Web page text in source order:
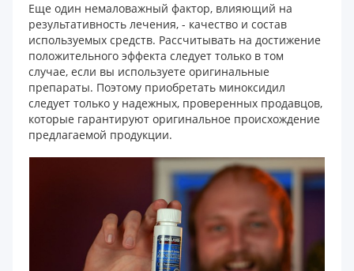
Еще один немаловажный фактор, влияющий на
результативность лечения, - качество и состав
используемых средств. Рассчитывать на достижение
положительного эффекта следует только в том
случае, если вы используете оригинальные
препараты. Поэтому приобретать миноксидил
следует только у надежных, проверенных продавцов,
которые гарантируют оригинальное происхождение
предлагаемой продукции.